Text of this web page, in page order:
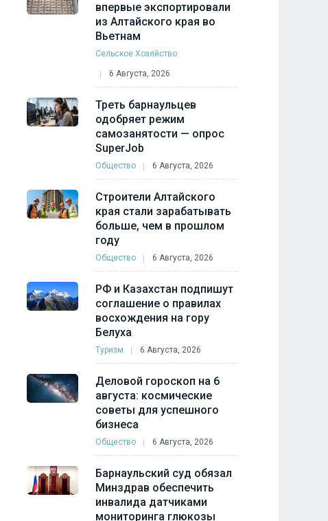
впервые экспортировали
из Алтайского края во
Вьетнам
Сельское Хозяйство
6 Августа, 2026
Треть барнаульцев
одобряет режим
самозанятости — опрос
SuperJob
Общество 6 Августа, 2026
Строители Алтайского
края стали зарабатывать
больше, чем в прошлом
году
Общество 6 Августа, 2026
РФ и Казахстан подпишут
соглашение о правилах
восхождения на гору
Белуха
Туризм 6 Августа, 2026
Деловой гороскоп на 6
августа: космические
советы для успешного
бизнеса
Общество 6 Августа, 2026
Барнаульский суд обязал
Минздрав обеспечить
инвалида датчиками
мониторинга глюкозы